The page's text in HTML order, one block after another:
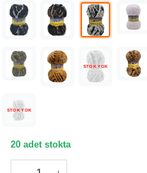
STOK YOK
STOK YOK
20 adet stokta
Lanoso Dominant Safari El